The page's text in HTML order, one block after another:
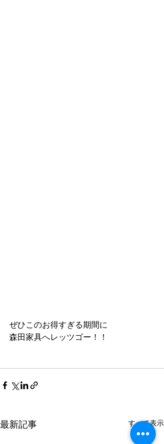
ぜひこのお得すぎる期間に
森田家具へレッツゴー！！
最新記事 すべて表示